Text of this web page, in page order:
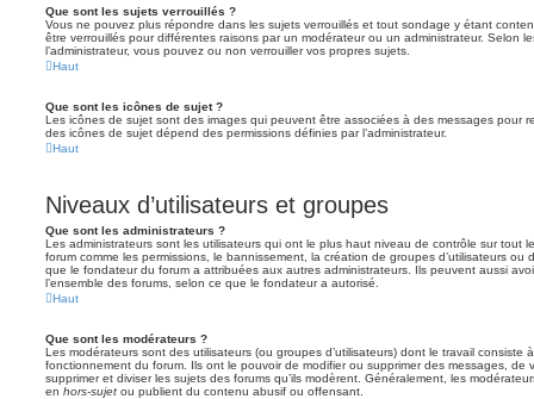
Que sont les sujets verrouillés ?
Vous ne pouvez plus répondre dans les sujets verrouillés et tout sondage y étant
être verrouillés pour différentes raisons par un modérateur ou un administrateur. Selon
l’administrateur, vous pouvez ou non verrouiller vos propres sujets.
Haut
Que sont les icônes de sujet ?
Les icônes de sujet sont des images qui peuvent être associées à des messages pour
des icônes de sujet dépend des permissions définies par l’administrateur.
Haut
Niveaux d’utilisateurs et groupes
Que sont les administrateurs ?
Les administrateurs sont les utilisateurs qui ont le plus haut niveau de contrôle sur tout
forum comme les permissions, le bannissement, la création de groupes d’utilisateurs ou
que le fondateur du forum a attribuées aux autres administrateurs. Ils peuvent aussi
l’ensemble des forums, selon ce que le fondateur a autorisé.
Haut
Que sont les modérateurs ?
Les modérateurs sont des utilisateurs (ou groupes d’utilisateurs) dont le travail consiste
fonctionnement du forum. Ils ont le pouvoir de modifier ou supprimer des messages, de
supprimer et diviser les sujets des forums qu’ils modèrent. Généralement, les
en hors-sujet ou publient du contenu abusif ou offensant.